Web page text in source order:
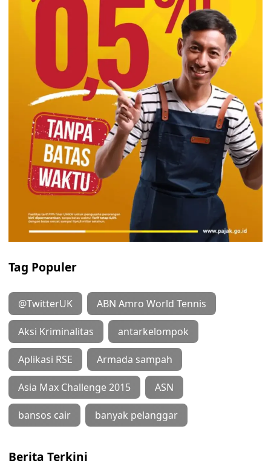
Tag Populer
@TwitterUK ABN Amro World Tennis
Aksi Kriminalitas antarkelompok
Aplikasi RSE Armada sampah
Asia Max Challenge 2015 ASN
bansos cair banyak pelanggar
Berita Terkini